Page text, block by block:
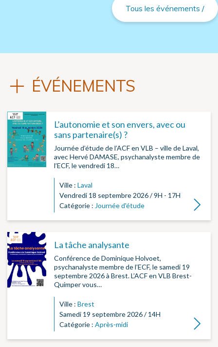
Tous les événements /
ÉVÉNEMENTS
L’autonomie et son envers, avec ou
sans partenaire(s) ?
Journée d’étude de l’ACF en VLB – ville de Laval,
avec Hervé DAMASE, psychanalyste membre de
l’ECF, le vendredi 18…
Ville : Laval
Vendredi 18 septembre 2026 / 9H - 17H
Catégorie : Journée d'étude Lire la
La tâche analysante
Conférence de Dominique Holvoet,
psychanalyste membre de l’ECF, le samedi 19
septembre 2026 à Brest. L’ACF en VLB Brest-
Quimper vous…
Ville : Brest
Samedi 19 septembre 2026 / 14H
Catégorie : Après-midi Lire la